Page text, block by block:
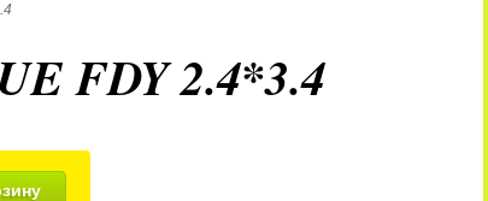
FDY 2.4*3.4